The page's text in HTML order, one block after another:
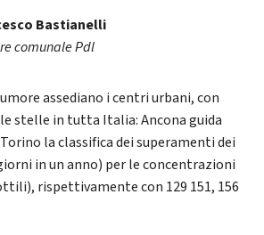
Bastianelli
comunale Pdl
assediano i centri urbani, con
stelle in tutta Italia: Ancona guida
la classifica dei superamenti dei
in un anno) per le concentrazioni
rispettivamente con 129 151, 156